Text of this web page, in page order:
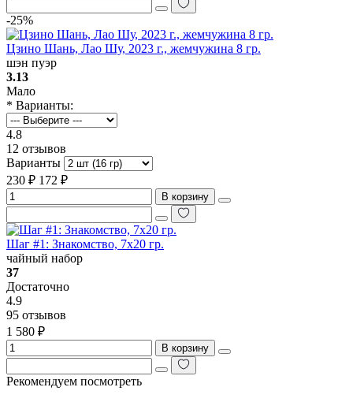
-25%
Цзино Шань, Лао Шу, 2023 г., жемчужина 8 гр.
шэн пуэр
3.13
Мало
* Варианты:
4.8
12 отзывов
Варианты
230 ₽ 172 ₽
В корзину
Шаг #1: Знакомство, 7х20 гр.
чайный набор
37
Достаточно
4.9
95 отзывов
1 580 ₽
В корзину
Рекомендуем посмотреть